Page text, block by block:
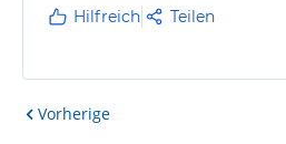
Hilfreich Teilen
Vorherige